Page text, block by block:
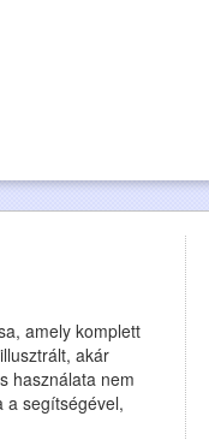
amely komplett
akár
használata nem
a segítségével,